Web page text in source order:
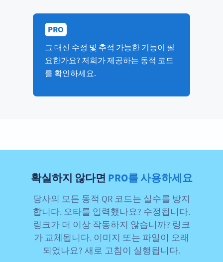
PRO
그 대신 수정 및 추적 가능한 기능이 필
요한가요? 저희가 제공하는 동적 코드
를 확인하세요.
확실하지 않다면 PRO를 사용하세요
당사의 모든 동적 QR 코드는 실수를 방지
합니다. 오타를 입력했나요? 수정됩니다.
링크가 더 이상 작동하지 않습니까? 링크
가 교체됩니다. 이미지 또는 파일이 오래
되었나요? 새로 고침이 실행됩니다.